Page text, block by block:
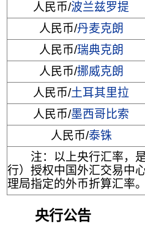
人民币/波兰兹罗提
人民币/丹麦克朗
人民币/瑞典克朗
人民币/挪威克朗
人民币/土耳其里拉
人民币/墨西哥比索
人民币/泰铢
注：以上央行汇率，
行）授权中国外汇交易中
理局指定的外币折算汇率。
央行公告